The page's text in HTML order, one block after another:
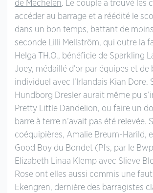
de Mechelen. Le couple a trouvé les
accéder au barrage et a réédité le
dans un bon temps, battant de
seconde Lilli Mellström, qui outre la
Helga TH.O., bénéficie de Sparkling
Joey, médaillé d’or par équipes et de
individuel avec l’Irlandais Kian Dore.
Hundborg Dresler aurait même pu
Pretty Little Dandelion, ou faire un
barre à terre n’avait pas été relevée.
coéquipières, Amalie Breum-Harild,
Good Boy du Bondet (Pfs, par le
Elizabeth Linaa Klemp avec Slieve
Rose ont elles aussi commis une
Ekengren, dernière des barragistes